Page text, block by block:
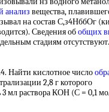
анализ вещества,
на состав С,з4НббОг
Сведения обобщих
стадиям отсутствуют.
Найти кислотное число
2,8 г которого
3 мл раствора КОН (С = 0,1